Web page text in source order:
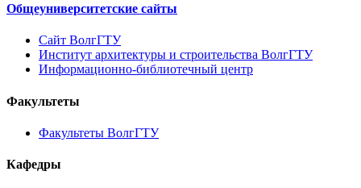
Общеуниверситетские сайты
Сайт ВолгГТУ
Институт архитектуры и строительства ВолгГТУ
Информационно-библиотечный центр
Факультеты
Факультеты ВолгГТУ
Кафедры